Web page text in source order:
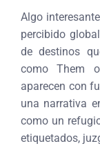
Algo
percibido
de destinos
como Them
aparecen con
una narrativa
como un
etiquetados,